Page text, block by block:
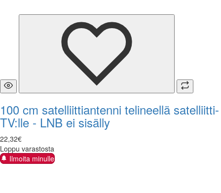
100 cm satelliittiantenni telineellä satelliitti-
TV:lle - LNB ei sisälly
22,32€
Loppu varastosta
Ilmoita minulle